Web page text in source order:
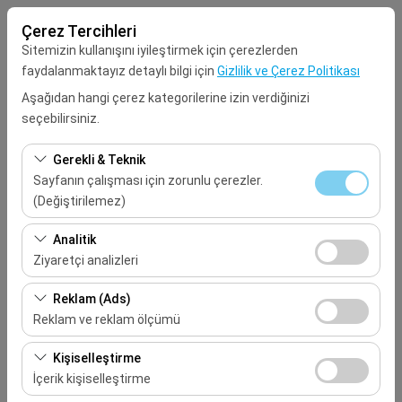
Çerez Tercihleri
Sitemizin kullanışını iyileştirmek için çerezlerden
faydalanmaktayız detaylı bilgi için Gizlilik ve Çerez Politikası
Aşağıdan hangi çerez kategorilerine izin verdiğinizi
seçebilirsiniz.
Gerekli & Teknik
Sayfanın çalışması için zorunlu çerezler.
(Değiştirilemez)
Bu çerezler sitenin doğru şekilde çalışması, güvenlik,
oturum yönetimi ve temel işlevler için gereklidir. Devre
dışı bırakılamaz.
Analitik
Ziyaretçi analizleri
Bu çerezler, sitemizin nasıl kullanıldığını (ziyaretçi sayısı,
en çok ziyaret edilen sayfalar, kullanıcı davranışları)
analiz etmemizi sağlar. Bu veriler, web sitesi
performansını ölçmek ve kullanıcı deneyimini sürekli
iyileştirmek için kullanılır.
Reklam (Ads)
Reklam ve reklam ölçümü
Bu çerezler, size ilgi alanlarınıza uygun kişiselleştirilmiş
reklamlar göstermemize ve reklam kampanyalarımızın
etkinliğini (gösterim sayısı, tıklama oranı) ölçmemize
Kişiselleştirme
İçerik kişiselleştirme
Seçiniz
Alış Tarih & Saat
Bırakış Tarih & Saat